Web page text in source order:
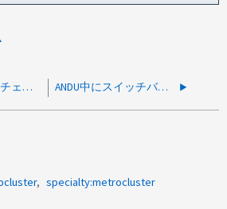
メトロクラスタチェック中にリモートクラスタにアクセスできないため、すべての結果を表示できません ANDU中にスイッチバックできない
specialty:metrocluster